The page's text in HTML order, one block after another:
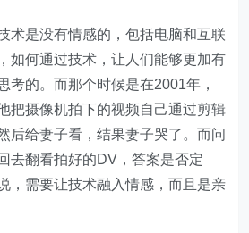
术是没有情感的，包括电脑和互联
如何通过技术，让人们能够更加有
考的。而那个时候是在2001年，
把摄像机拍下的视频自己通过剪辑
后给妻子看，结果妻子哭了。而问
去翻看拍好的DV，答案是否定
，需要让技术融入情感，而且是亲